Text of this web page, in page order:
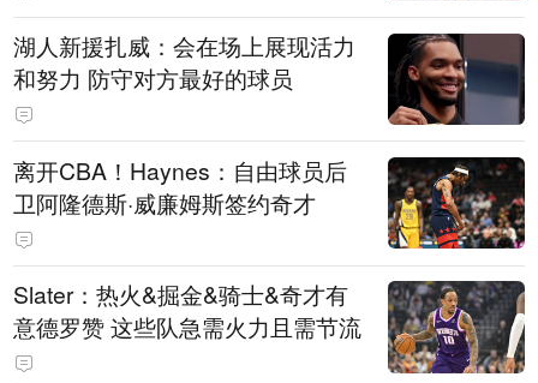
湖人新援扎威：会在场上展现活力
和努力 防守对方最好的球员
离开CBA！Haynes：自由球员后
卫阿隆德斯·威廉姆斯签约奇才
Slater：热火&掘金&骑士&奇才有
意德罗赞 这些队急需火力且需节流